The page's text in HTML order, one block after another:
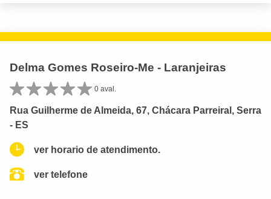
Delma Gomes Roseiro-Me - Laranjeiras
0 aval.
Rua Guilherme de Almeida, 67, Chácara Parreiral, Serra
- ES
ver horario de atendimento.
ver telefone